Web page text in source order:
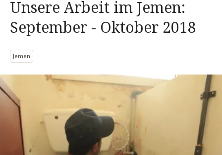
Unsere Arbeit im Jemen:
September - Oktober 2018
Jemen